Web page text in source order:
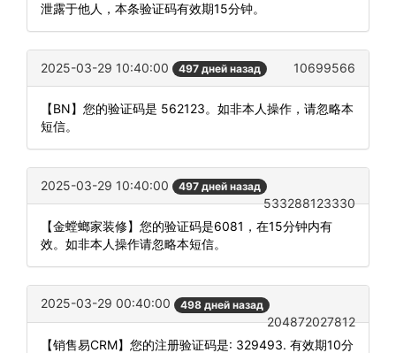
泄露于他人，本条验证码有效期15分钟。
2025-03-29 10:40:00 497 дней назад 10699566
【BN】您的验证码是 562123。如非本人操作，请忽略本
短信。
2025-03-29 10:40:00 497 дней назад
533288123330
【金螳螂家装修】您的验证码是6081，在15分钟内有
效。如非本人操作请忽略本短信。
2025-03-29 00:40:00 498 дней назад
204872027812
【销售易CRM】您的注册验证码是: 329493. 有效期10分